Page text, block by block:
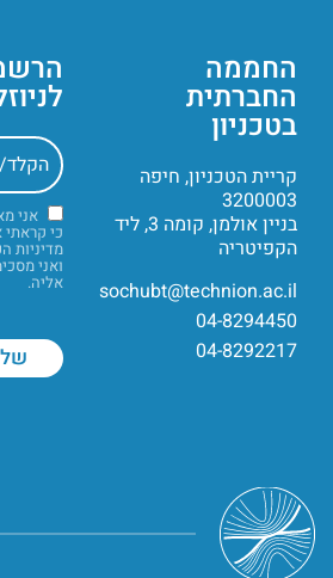
החממה
החברתית
בטכניון
קריית הטכניון, חיפה
3200003
בניין אולמן, קומה 3, ליד
הקפיטריה
sochubt@technion.ac.il
04-8294450
04-8292217
אני
כי
מדיניות
ואני
אליה.